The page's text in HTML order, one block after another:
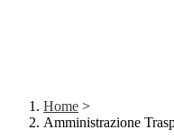
Home >
Amministrazione